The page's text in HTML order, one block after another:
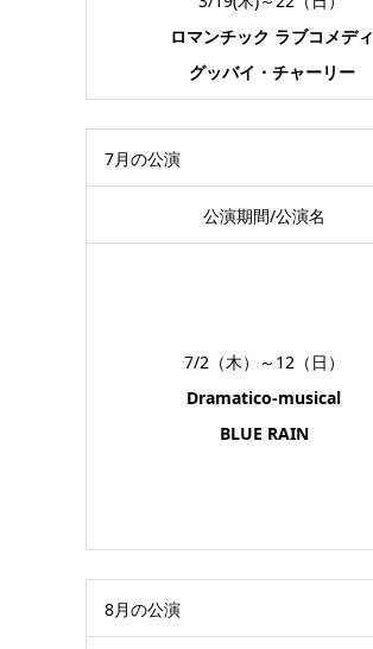
ロマンチック ラブコメディ
グッバイ・チャーリー
7月の公演
公演期間/公演名
7/2（木）～12（日）
Dramatico-musical
BLUE RAIN
8月の公演